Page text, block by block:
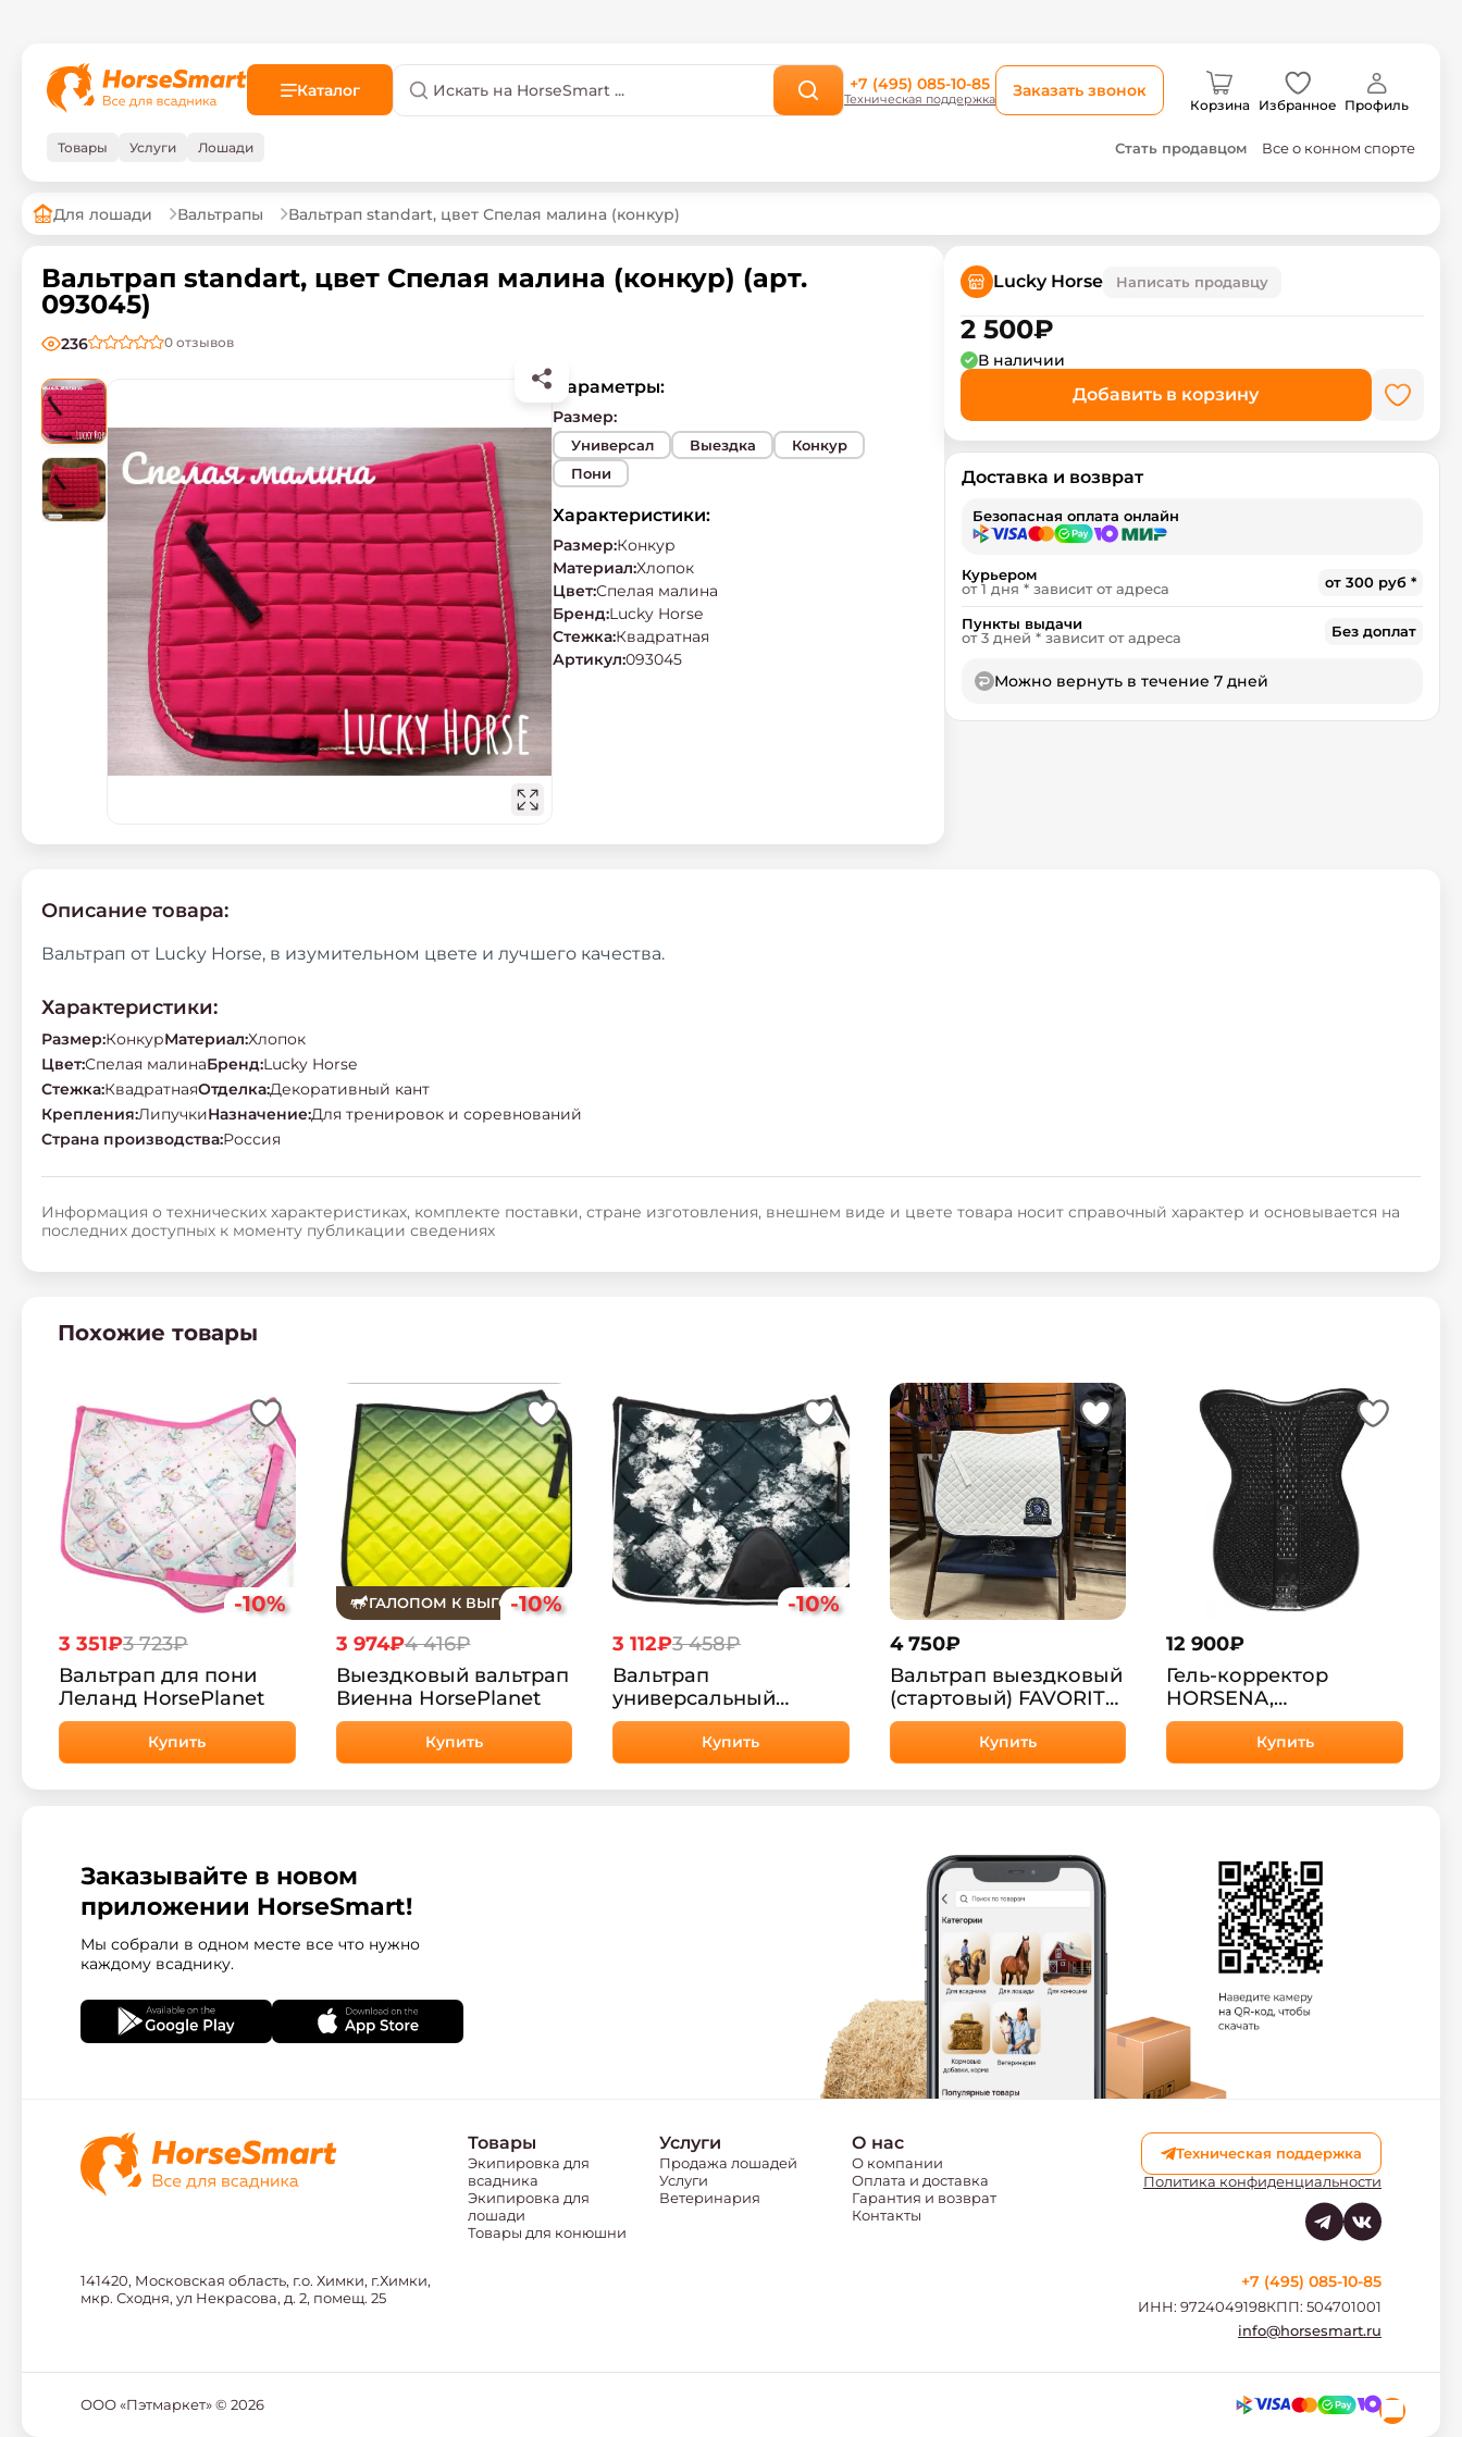
Каталог +7 (495) 085-10-85
Техническая поддержка Заказать звонок
Корзина Избранное Профиль
Товары Услуги Лошади Стать продавцом Все о конном спорте
Для лошади Вальтрапы Вальтрап standart, цвет Спелая малина (конкур)
Вальтрап standart, цвет Спелая малина (конкур) (арт.
093045)
236 0 отзывов
Параметры:
Размер:
Универсал Выездка
Конкур
Пони
Характеристики:
Размер:Конкур
Материал:Хлопок
Цвет:Спелая малина
Бренд:Lucky Horse
Стежка:Квадратная
Артикул:093045
Lucky Horse Написать продавцу
2 500₽
В наличии
Добавить в корзину
Доставка и возврат
Безопасная оплата онлайн
Курьером
от 1 дня * зависит от адреса
от 300 руб *
Пункты выдачи
от 3 дней * зависит от адреса
Без доплат
Можно вернуть в течение 7 дней
Описание товара:
Вальтрап от Lucky Horse, в изумительном цвете и лучшего качества.
Характеристики:
Размер:КонкурМатериал:Хлопок
Цвет:Спелая малинаБренд:Lucky Horse
Стежка:КвадратнаяОтделка:Декоративный кант
Крепления:ЛипучкиНазначение:Для тренировок и соревнований
Страна производства:Россия
Информация о технических характеристиках, комплекте поставки, стране изготовления, внешнем виде и цвете товара носит справочный характер и основывается на
последних доступных к моменту публикации сведениях
Похожие товары
-10%
3 351₽3 723₽
Вальтрап для пони
Леланд HorsePlanet
Купить
ГАЛОПОМ К ВЫГОДЕ-10%
3 974₽4 416₽
Выездковый вальтрап
Виенна HorsePlanet
Купить
-10%
3 112₽3 458₽
Вальтрап
универсальный
Сальсбург HorsePlanet
Купить
4 750₽
Вальтрап выездковый
(стартовый) FAVORITE
HORSE Сomfort
(Cob/Pony, белый)
Купить
12 900₽
Гель-корректор
HORSENA,
поднимающий
заднюю луку
Купить
Заказывайте в новом
приложении HorseSmart!
Мы собрали в одном месте все что нужно
каждому всаднику.
Товары
Экипировка для
всадника
Экипировка для
лошади
Товары для конюшни
Услуги
Продажа лошадей
Услуги
Ветеринария
О нас
О компании
Оплата и доставка
Гарантия и возврат
Контакты
Техническая поддержка
Политика конфиденциальности
141420, Московская область, г.о. Химки, г.Химки,
мкр. Сходня, ул Некрасова, д. 2, помещ. 25
+7 (495) 085-10-85
ИНН: 9724049198КПП: 504701001
info@horsesmart.ru
ООО «Пэтмаркет» © 2026